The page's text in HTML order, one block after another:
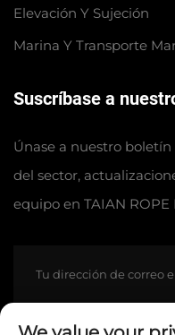
Elevación Y Sujeción
Marina Y Transporte
Suscríbase a
Únase a nuestro
del sector,
equipo en TAIAN ROPE